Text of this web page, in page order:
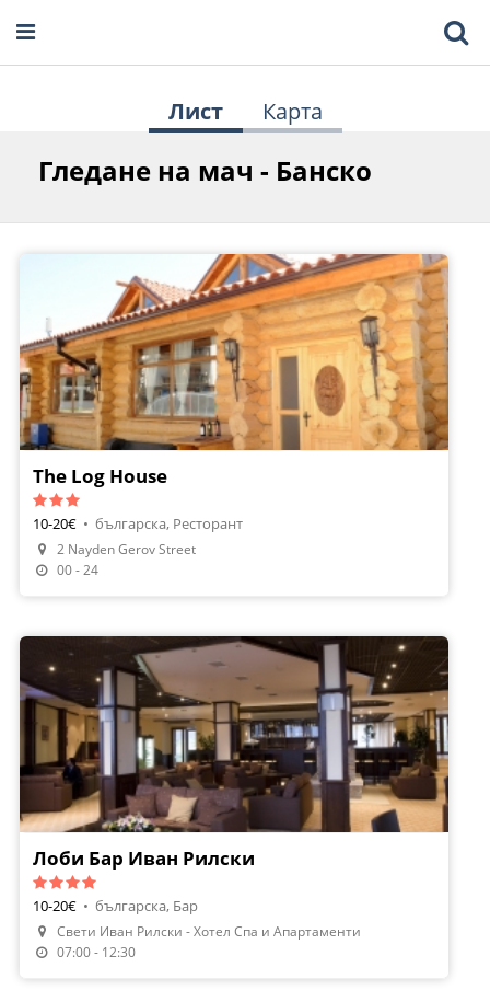
Лист Карта
Гледане на мач - Банско
The Log House
10-20€ • българска, Ресторант
2 Nayden Gerov Street
00 - 24
Лоби Бар Иван Рилски
10-20€ • българска, Бар
Свети Иван Рилски - Хотел Спа и Апартаменти
07:00 - 12:30